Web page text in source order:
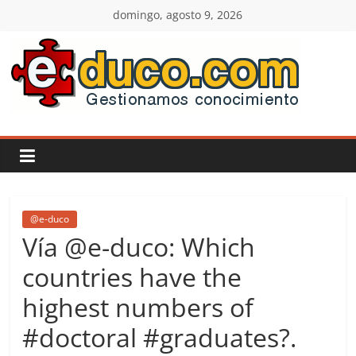
contenido
domingo, agosto 9, 2026
E-
duco:
Gestión
del
Conocimiento
Learn
more.
Do
@e-duco
Vía @e-duco: Which
countries have the
highest numbers of
#doctoral #graduates?.